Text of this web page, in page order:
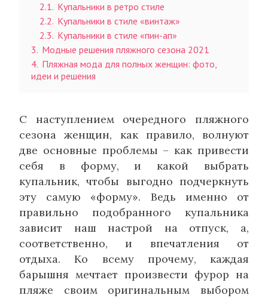
2.1. Купальники в ретро стиле
2.2. Купальники в стиле «винтаж»
2.3. Купальники в стиле «пин-ап»
3. Модные решения пляжного сезона 2021
4. Пляжная мода для полных женщин: фото,
идеи и решения
С наступлением очередного пляжного
сезона женщин, как правило, волнуют
две основные проблемы – как привести
себя в форму, и какой выбрать
купальник, чтобы выгодно подчеркнуть
эту самую «форму». Ведь именно от
правильно подобранного купальника
зависит наш настрой на отпуск, а,
соответственно, и впечатления от
отдыха. Ко всему прочему, каждая
барышня мечтает произвести фурор на
пляже своим оригинальным выбором